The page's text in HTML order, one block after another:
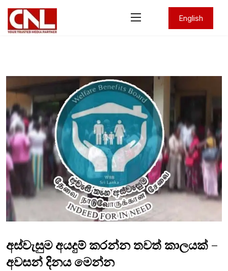
English
අස්වැසුම අයදුම් කරන්න තවත් කාලයක් –
අවසන් දිනය මෙන්න